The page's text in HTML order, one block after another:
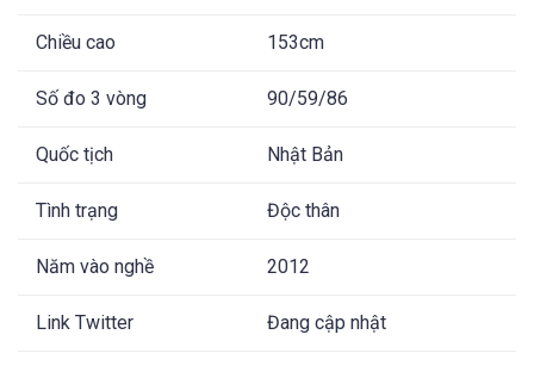
Chiều cao 153cm
Số đo 3 vòng 90/59/86
Quốc tịch Nhật Bản
Tình trạng Độc thân
Năm vào nghề 2012
Link Twitter Đang cập nhật